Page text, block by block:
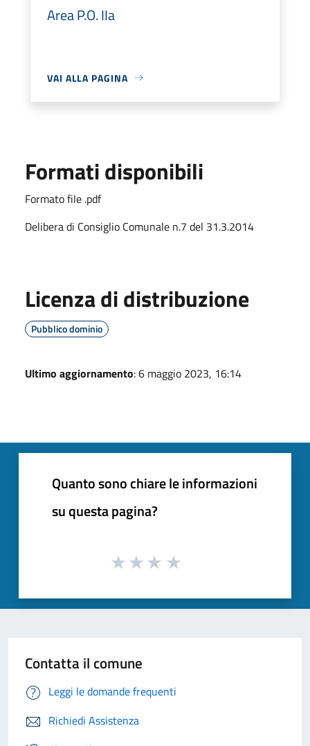
Area P.O. IIa
VAI ALLA PAGINA
Formati disponibili
Formato file .pdf
Delibera di Consiglio Comunale n.7 del 31.3.2014
Licenza di distribuzione
Pubblico dominio
Ultimo aggiornamento: 6 maggio 2023, 16:14
Quanto sono chiare le informazioni
su questa pagina?
Contatta il comune
Leggi le domande frequenti
Richiedi Assistenza